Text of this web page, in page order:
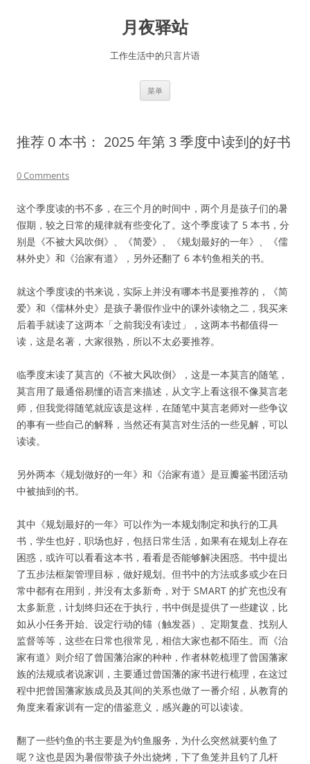
月夜驿站
工作生活中的只言片语
菜单
推荐 0 本书： 2025 年第 3 季度中读到的好书
0 Comments
这个季度读的书不多，在三个月的时间中，两个月是孩子们的暑
假期，较之日常的规律就有些变化了。这个季度读了 5 本书，分
别是《不被大风吹倒》、《简爱》、《规划最好的一年》、《儒
林外史》和《治家有道》，另外还翻了 6 本钓鱼相关的书。
就这个季度读的书来说，实际上并没有哪本书是要推荐的，《简
爱》和《儒林外史》是孩子暑假作业中的课外读物之二，我买来
后着手就读了这两本「之前我没有读过」，这两本书都值得一
读，这是名著，大家很熟，所以不太必要推荐。
临季度末读了莫言的《不被大风吹倒》，这是一本莫言的随笔，
莫言用了最通俗易懂的语言来描述，从文字上看这很不像莫言老
师，但我觉得随笔就应该是这样，在随笔中莫言老师对一些争议
的事有一些自己的解释，当然还有莫言对生活的一些见解，可以
读读。
另外两本《规划做好的一年》和《治家有道》是豆瓣鉴书团活动
中被抽到的书。
其中《规划最好的一年》可以作为一本规划制定和执行的工具
书，学生也好，职场也好，包括日常生活，如果有在规划上存在
困惑，或许可以看看这本书，看看是否能够解决困惑。书中提出
了五步法框架管理目标，做好规划。但书中的方法或多或少在日
常中都有在用到，并没有太多新奇，对于 SMART 的扩充也没有
太多新意，计划终归还在于执行，书中倒是提供了一些建议，比
如从小任务开始、设定行动的锚（触发器）、定期复盘、找别人
监督等等，这些在日常也很常见，相信大家也都不陌生。而《治
家有道》则介绍了曾国藩治家的种种，作者林乾梳理了曾国藩家
族的法规或者说家训，主要通过曾国藩的家书进行梳理，在这过
程中把曾国藩家族成员及其间的关系也做了一番介绍，从教育的
角度来看家训有一定的借鉴意义，感兴趣的可以读读。
翻了一些钓鱼的书主要是为钓鱼服务，为什么突然就要钓鱼了
呢？这也是因为暑假带孩子外出烧烤，下了鱼笼并且钓了几杆